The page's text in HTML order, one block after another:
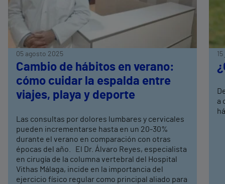
05 agosto 2025
Cambio de hábitos en verano:
cómo cuidar la espalda entre
viajes, playa y deporte
Las consultas por dolores lumbares y cervicales
pueden incrementarse hasta en un 20-30%
durante el verano en comparación con otras
épocas del año. El Dr. Álvaro Reyes, especialista
en cirugía de la columna vertebral del Hospital
Vithas Málaga, incide en la importancia del
ejercicio físico regular como principal aliado para
a